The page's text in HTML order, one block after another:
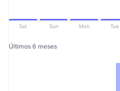
Sat Sun Mon Tue
Últimos 6 meses